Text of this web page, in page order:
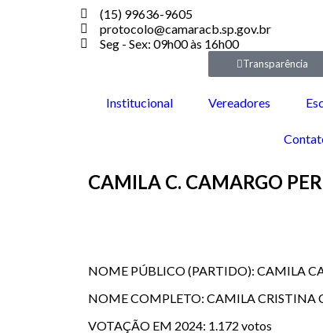
(15) 99636-9605
protocolo@camaracb.sp.gov.br
Seg - Sex: 09h00 às 16h00
Transparência
Institucional Vereadores
CAMILA C. CAMARGO
NOME PÚBLICO (PARTIDO): CAMILA
NOME COMPLETO: CAMILA CRISTINA
VOTAÇÃO EM 2024: 1.172 votos